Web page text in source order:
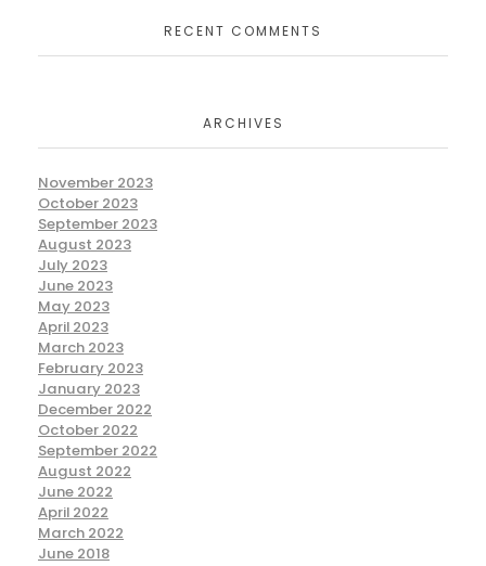
RECENT COMMENTS
ARCHIVES
November 2023
October 2023
September 2023
August 2023
July 2023
June 2023
May 2023
April 2023
March 2023
February 2023
January 2023
December 2022
October 2022
September 2022
August 2022
June 2022
April 2022
March 2022
June 2018